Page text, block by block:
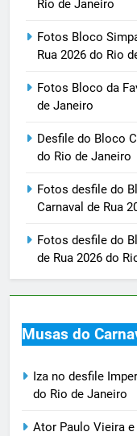
Rio de Janeiro
Fotos Bloco
Rua 2026 do Rio
Fotos Bloco da
de Janeiro
Desfile do Bloco
do Rio de Janeiro
Fotos desfile do
Carnaval de Rua
Fotos desfile do
de Rua 2026 do
Musas do
Iza no desfile
do Rio de Janeiro
Ator Paulo Vieira